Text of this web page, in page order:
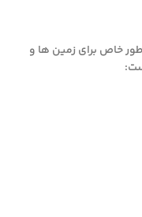
که به طور خاص برای زمین ها و